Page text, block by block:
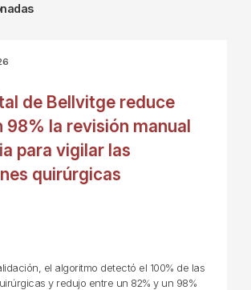
de Bellvitge reduce
98% la revisión manual
para vigilar las
quirúrgicas
el algoritmo detectó el 100% de las
y redujo entre un 82% y un 98%